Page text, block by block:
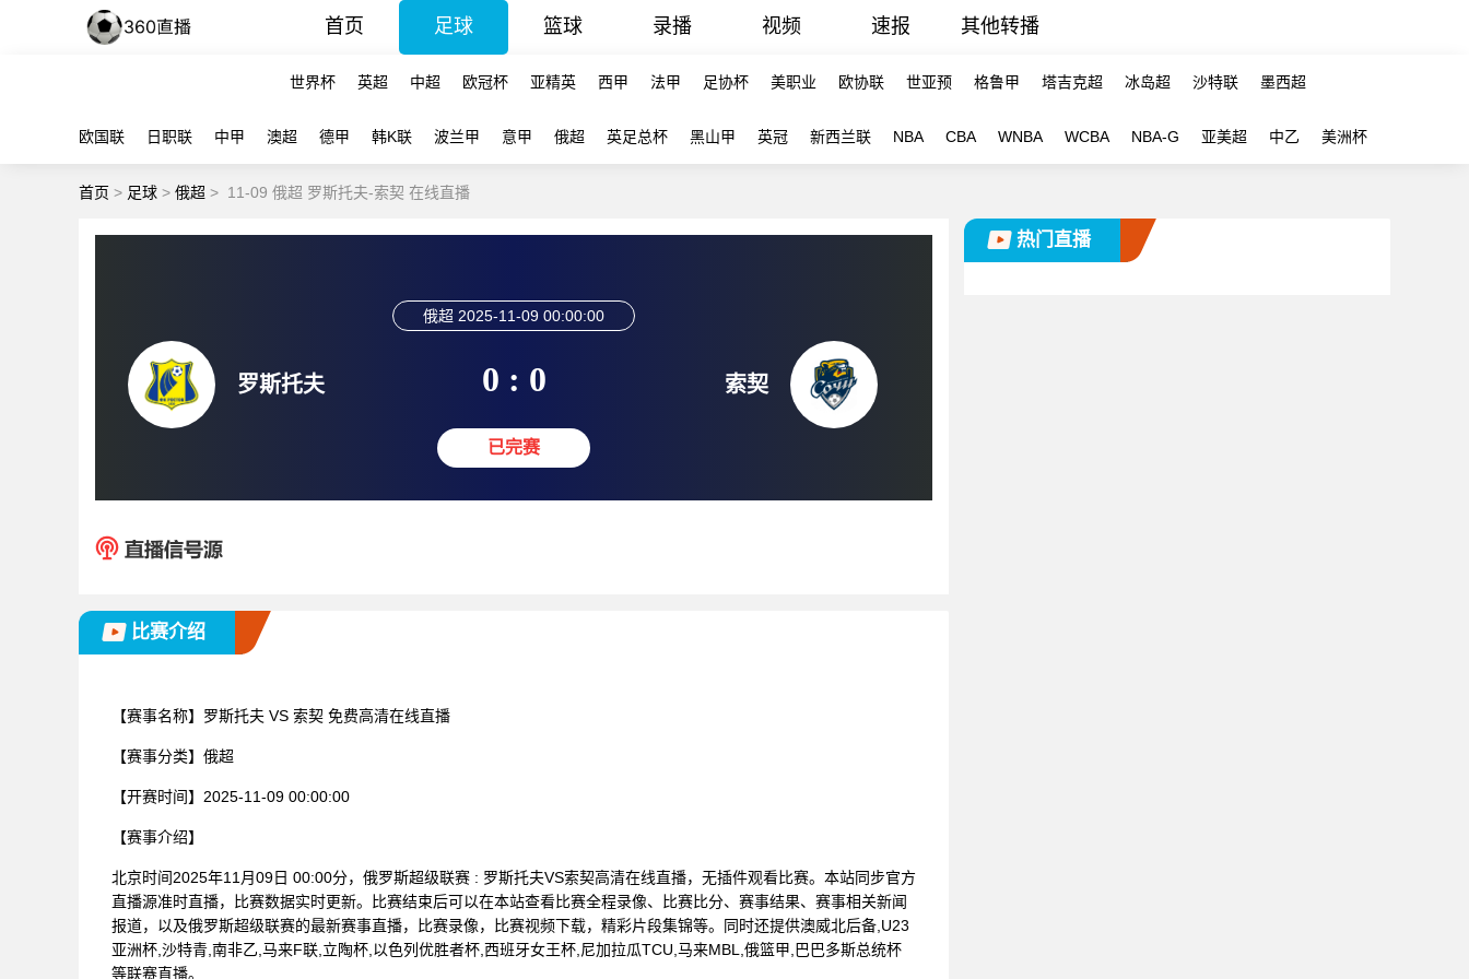
首页 足球 篮球 录播 视频 速报 其他转播
世界杯 英超 中超 欧冠杯 亚精英 西甲 法甲 足协杯 美职业 欧协联 世亚预 格鲁甲 塔吉克超 冰岛超 沙特联 墨西超
欧国联 日职联 中甲 澳超 德甲 韩K联 波兰甲 意甲 俄超 英足总杯 黑山甲 英冠 新西兰联 NBA CBA WNBA WCBA NBA-G 亚美超 中乙 美洲杯
首页 > 足球 > 俄超 > 11-09 俄超 罗斯托夫-索契 在线直播
罗斯托夫
俄超 2025-11-09 00:00:00
0 : 0
已完赛
索契
比赛介绍
【赛事名称】 罗斯托夫 VS 索契 免费高清在线直播
【赛事分类】 俄超
【开赛时间】 2025-11-09 00:00:00
【赛事介绍】
北京时间2025年11月09日 00:00分，俄罗斯超级联赛 : 罗斯托夫VS索契高清在线直播，无插件观看比赛。本站同步官方
直播源准时直播，比赛数据实时更新。比赛结束后可以在本站查看比赛全程录像、比赛比分、赛事结果、赛事相关新闻
报道，以及俄罗斯超级联赛的最新赛事直播，比赛录像，比赛视频下载，精彩片段集锦等。同时还提供澳威北后备,U23
亚洲杯,沙特青,南非乙,马来F联,立陶杯,以色列优胜者杯,西班牙女王杯,尼加拉瓜TCU,马来MBL,俄篮甲,巴巴多斯总统杯
等联赛直播。
热门直播